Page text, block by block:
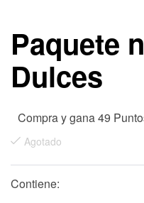
Paquete
Dulces
Compra y gana 49
Agotado
Contiene: